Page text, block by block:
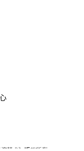
艺术》版权所有